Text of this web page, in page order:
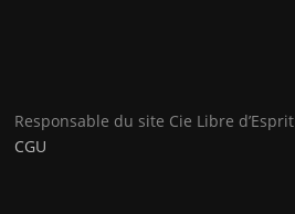
Responsable du site Cie Libre d’Esprit
CGU